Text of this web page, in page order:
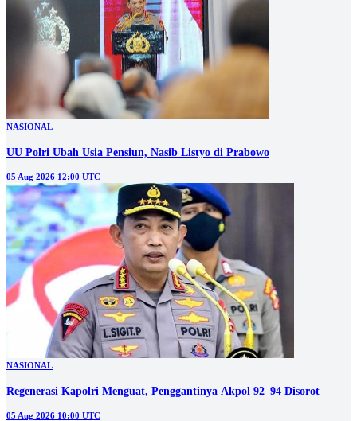
NASIONAL
UU Polri Ubah Usia Pensiun, Nasib Listyo di Prabowo
05 Aug 2026 12:00 UTC
NASIONAL
Regenerasi Kapolri Menguat, Penggantinya Akpol 92–94 Disorot
05 Aug 2026 10:00 UTC